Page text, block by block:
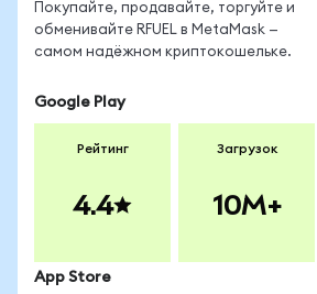
Покупайте, продавайте, торгуйте и
обменивайте RFUEL в MetaMask —
самом надёжном криптокошельке.
Google Play
Рейтинг
4.4
Загрузок
10M+
App Store